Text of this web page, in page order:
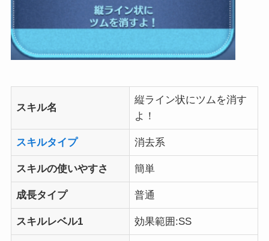
スキル名
縦ライン状にツムを消す
よ！
スキルタイプ 消去系
スキルの使いやすさ 簡単
成長タイプ 普通
スキルレベル1 効果範囲:SS